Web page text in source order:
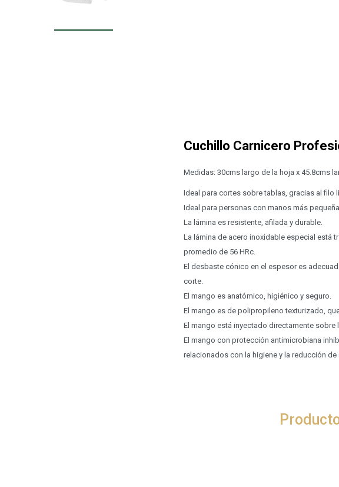
Cuchillo Carnicero
Medidas: 30cms largo de la hoja x 45.8cms
Ideal para cortes sobre tablas, gracias al filo
Ideal para personas con manos más
La lámina es resistente, afilada y durable.
La lámina de acero inoxidable especial está
promedio de 56 HRc.
El desbaste cónico en el espesor es
corte.
El mango es anatómico, higiénico y seguro.
El mango es de polipropileno texturizado,
El mango está inyectado directamente
El mango con protección antimicrobiana
relacionados con la higiene y la reducción